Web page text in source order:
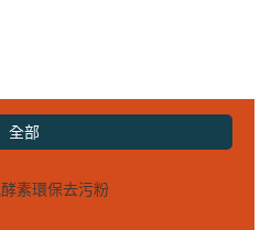
全部
素環保去污粉